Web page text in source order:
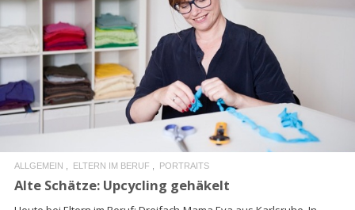
READ MORE
ALLGEMEIN ELTERN IM BERUF PORTRAITS
Alte Schätze: Upcycling gehäkelt